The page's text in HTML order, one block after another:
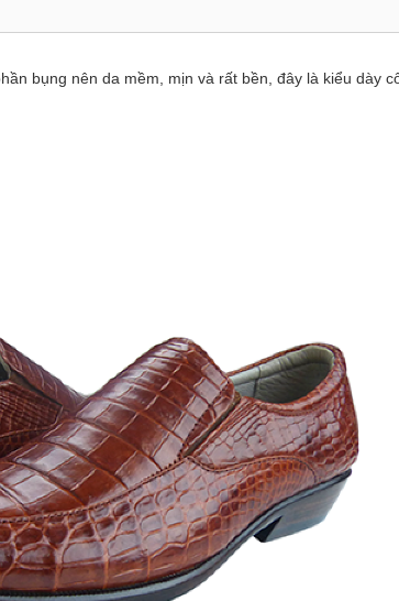
bụng nên da mềm, mịn và rất bền, đây là kiểu dày